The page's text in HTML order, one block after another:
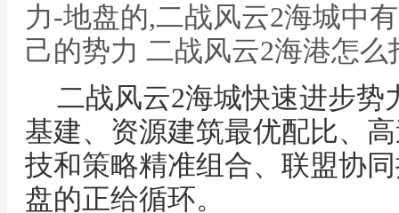
力-地盘的,二战风云2海城中
己的势力 二战风云2海港怎么
二战风云2海城快速进步势
基建、资源建筑最优配比、
技和策略精准组合、联盟协
盘的正给循环。